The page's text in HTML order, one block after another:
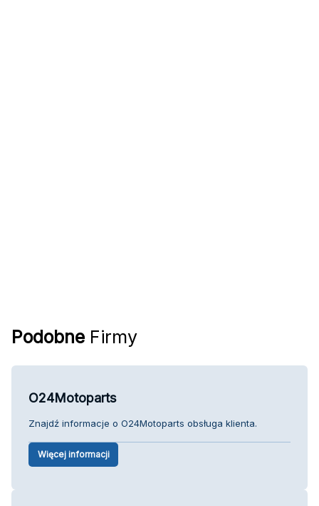
Podobne Firmy
O24Motoparts
Znajdź informacje o O24Motoparts obsługa klienta.
Więcej informacji